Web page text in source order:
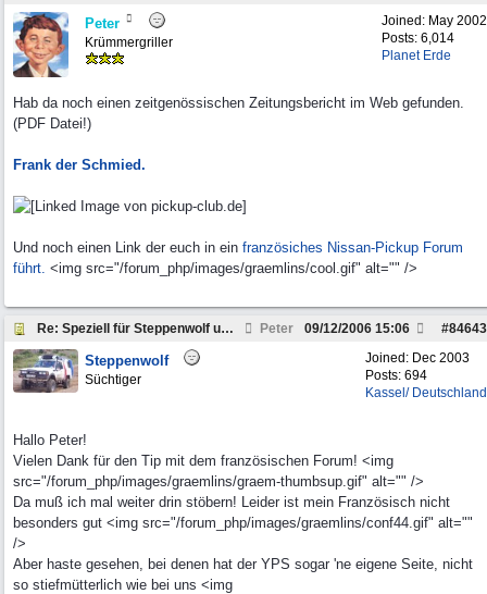
Joined: May 2002
Posts: 6,014
Planet Erde
Peter
Krümmergriller
Hab da noch einen zeitgenössischen Zeitungsbericht im Web gefunden.
(PDF Datei!)
Frank der Schmied.
Und noch einen Link der euch in ein französiches Nissan-Pickup Forum
führt. <img src="/forum_php/images/graemlins/cool.gif" alt="" />
Re: Speziell für Steppenwolf und andere Pickup Fre Peter #84643
09/12/2006 15:06
Joined: Dec 2003
Posts: 694
Kassel/ Deutschland
Steppenwolf
Süchtiger
Hallo Peter!
Vielen Dank für den Tip mit dem französischen Forum! <img
src="/forum_php/images/graemlins/graem-thumbsup.gif" alt="" />
Da muß ich mal weiter drin stöbern! Leider ist mein Französisch nicht
besonders gut <img src="/forum_php/images/graemlins/conf44.gif" alt=""
/>
Aber haste gesehen, bei denen hat der YPS sogar 'ne eigene Seite, nicht
so stiefmütterlich wie bei uns <img